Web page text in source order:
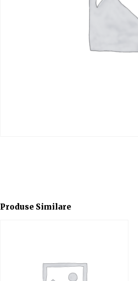
Produse Similare